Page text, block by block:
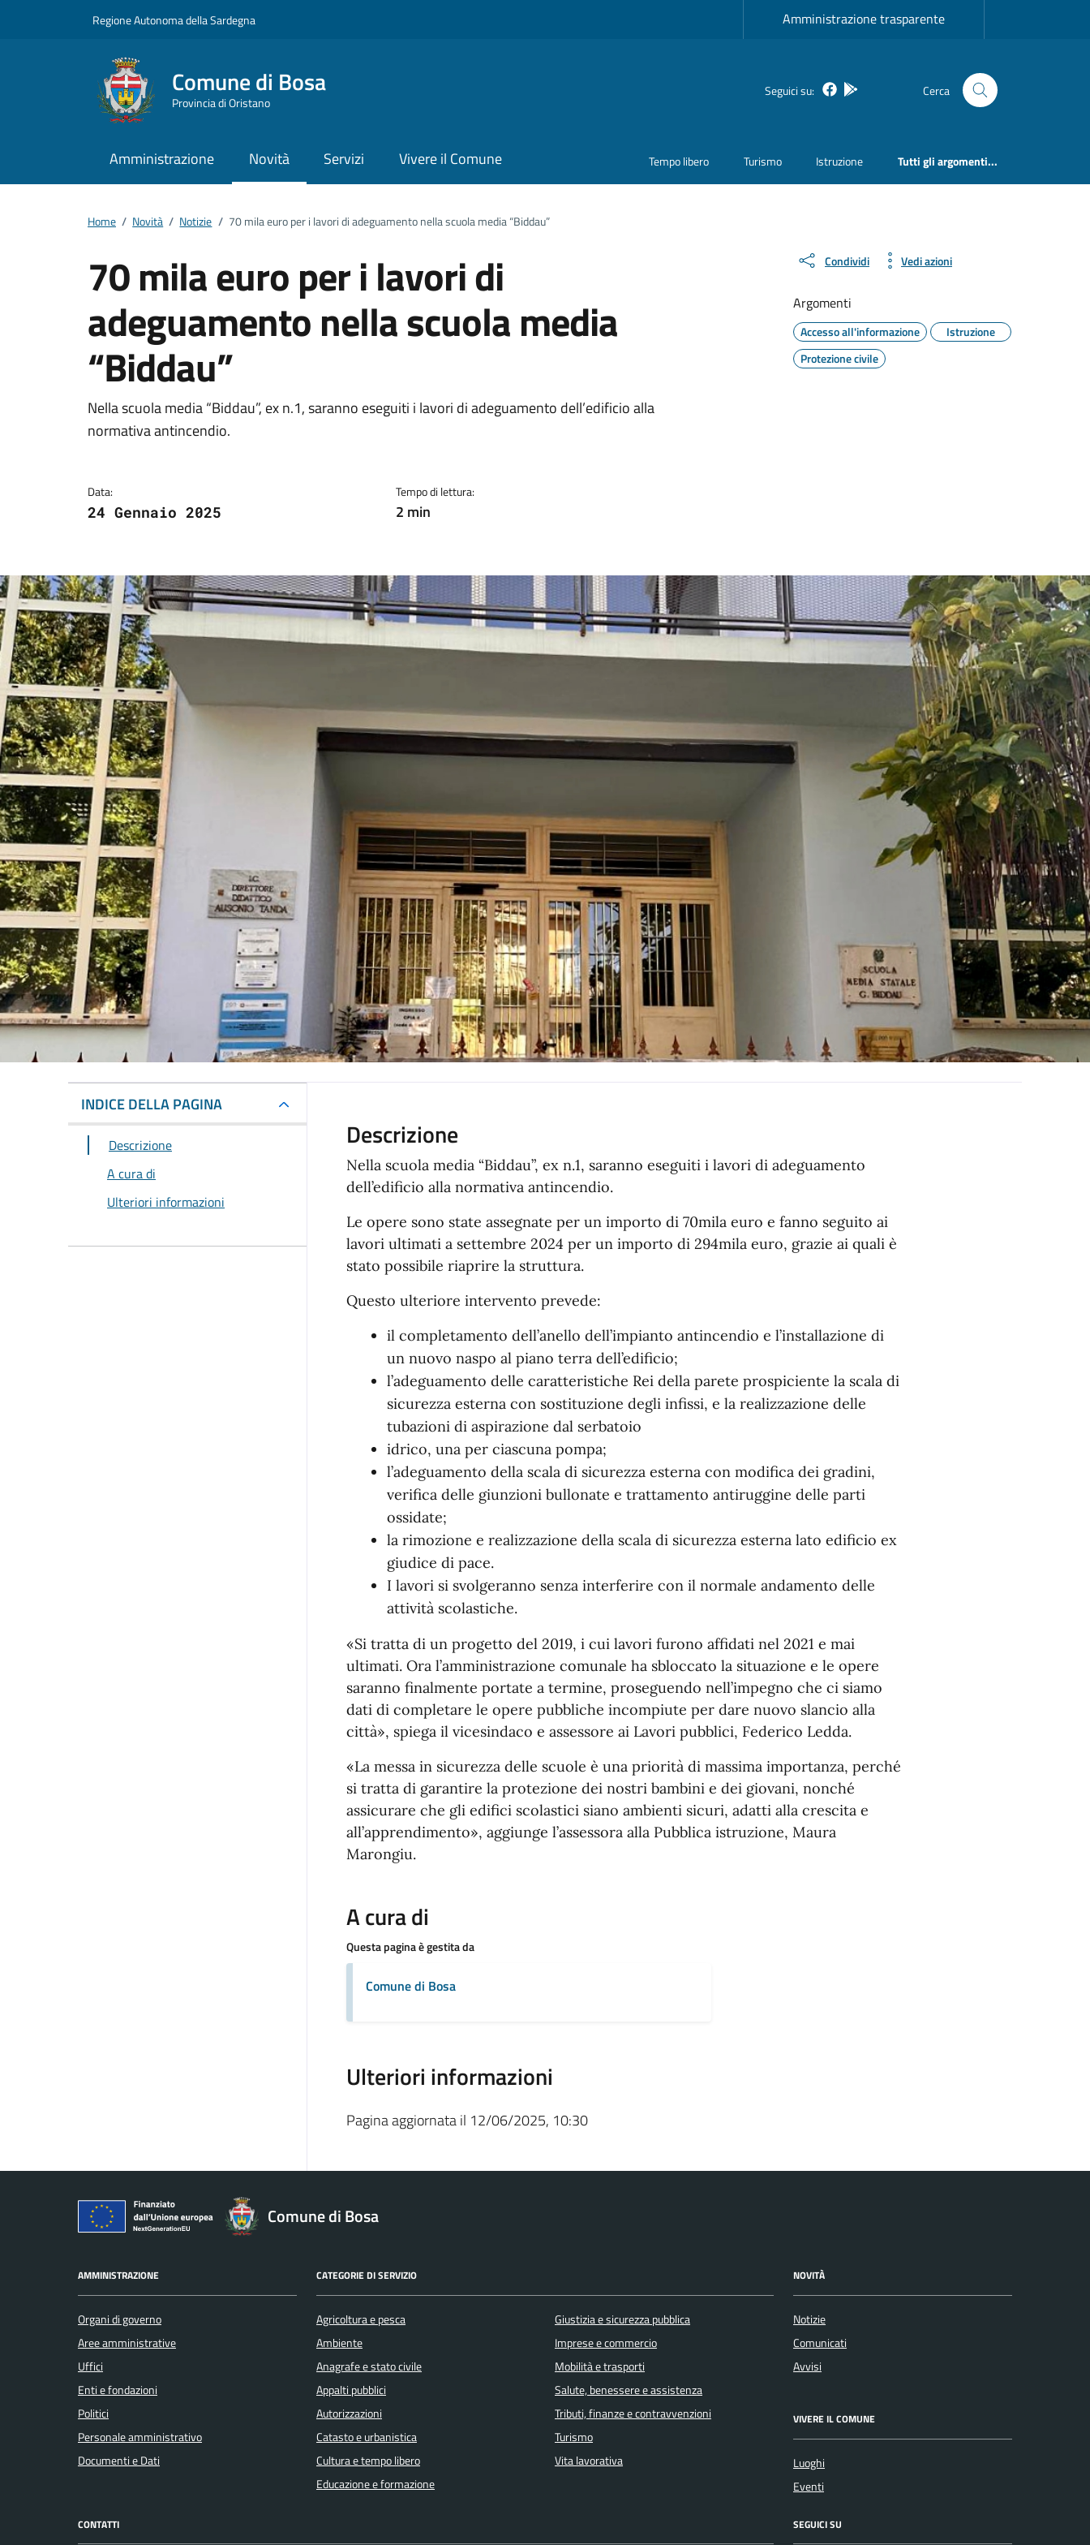
Regione Autonoma della Sardegna Amministrazione trasparente
Comune di Bosa
Provincia di Oristano
Seguici su: FacebookBosa inAppCerca
Amministrazione Novità Servizi Vivere il Comune Tempo libero Turismo Istruzione Tutti gli argomenti...
Home / Novità / Notizie / 70 mila euro per i lavori di adeguamento nella scuola media “Biddau”
70 mila euro per i lavori di
adeguamento nella scuola media
“Biddau”
Dettagli della notizia
Nella scuola media “Biddau”, ex n.1, saranno eseguiti i lavori di adeguamento dell’edificio alla
normativa antincendio.
Data:
24 Gennaio 2025
Tempo di lettura:
2 min
Condividi Vedi azioni
Argomenti
Accesso all'informazione
Istruzione
Protezione civile
INDICE DELLA PAGINA
Descrizione
A cura di
Ulteriori informazioni
Descrizione
Nella scuola media “Biddau”, ex n.1, saranno eseguiti i lavori di adeguamento
dell’edificio alla normativa antincendio.
Le opere sono state assegnate per un importo di 70mila euro e fanno seguito ai
lavori ultimati a settembre 2024 per un importo di 294mila euro, grazie ai quali è
stato possibile riaprire la struttura.
Questo ulteriore intervento prevede:
il completamento dell’anello dell’impianto antincendio e l’installazione di
un nuovo naspo al piano terra dell’edificio;
l’adeguamento delle caratteristiche Rei della parete prospiciente la scala di
sicurezza esterna con sostituzione degli infissi, e la realizzazione delle
tubazioni di aspirazione dal serbatoio
idrico, una per ciascuna pompa;
l’adeguamento della scala di sicurezza esterna con modifica dei gradini,
verifica delle giunzioni bullonate e trattamento antiruggine delle parti
ossidate;
la rimozione e realizzazione della scala di sicurezza esterna lato edificio ex
giudice di pace.
I lavori si svolgeranno senza interferire con il normale andamento delle
attività scolastiche.
«Si tratta di un progetto del 2019, i cui lavori furono affidati nel 2021 e mai
ultimati. Ora l’amministrazione comunale ha sbloccato la situazione e le opere
saranno finalmente portate a termine, proseguendo nell’impegno che ci siamo
dati di completare le opere pubbliche incompiute per dare nuovo slancio alla
città», spiega il vicesindaco e assessore ai Lavori pubblici, Federico Ledda.
«La messa in sicurezza delle scuole è una priorità di massima importanza, perché
si tratta di garantire la protezione dei nostri bambini e dei giovani, nonché
assicurare che gli edifici scolastici siano ambienti sicuri, adatti alla crescita e
all’apprendimento», aggiunge l’assessora alla Pubblica istruzione, Maura
Marongiu.
A cura di
Questa pagina è gestita da
Comune di Bosa
Ulteriori informazioni
Pagina aggiornata il 12/06/2025, 10:30
Comune di Bosa
AMMINISTRAZIONE
Organi di governo
Aree amministrative
Uffici
Enti e fondazioni
Politici
Personale amministrativo
Documenti e Dati
CATEGORIE DI SERVIZIO
Agricoltura e pesca
Ambiente
Anagrafe e stato civile
Appalti pubblici
Autorizzazioni
Catasto e urbanistica
Cultura e tempo libero
Educazione e formazione
Giustizia e sicurezza pubblica
Imprese e commercio
Mobilità e trasporti
Salute, benessere e assistenza
Tributi, finanze e contravvenzioni
Turismo
Vita lavorativa
NOVITÀ
Notizie
Comunicati
Avvisi
VIVERE IL COMUNE
Luoghi
Eventi
CONTATTI SEGUICI SU